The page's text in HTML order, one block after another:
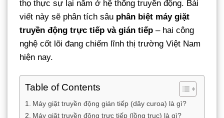
thọ thực sự lại nằm ở hệ thống truyền động. Bài
viết này sẽ phân tích sâu phân biệt máy giặt
truyền động trực tiếp và gián tiếp – hai công
nghệ cốt lõi đang chiếm lĩnh thị trường Việt Nam
hiện nay.
Table of Contents
Máy giặt truyền động gián tiếp (dây curoa) là gì?
Máy giặt truyền động trực tiếp (lồng trục) là gì?